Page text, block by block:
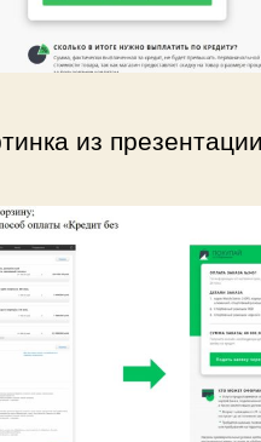
из